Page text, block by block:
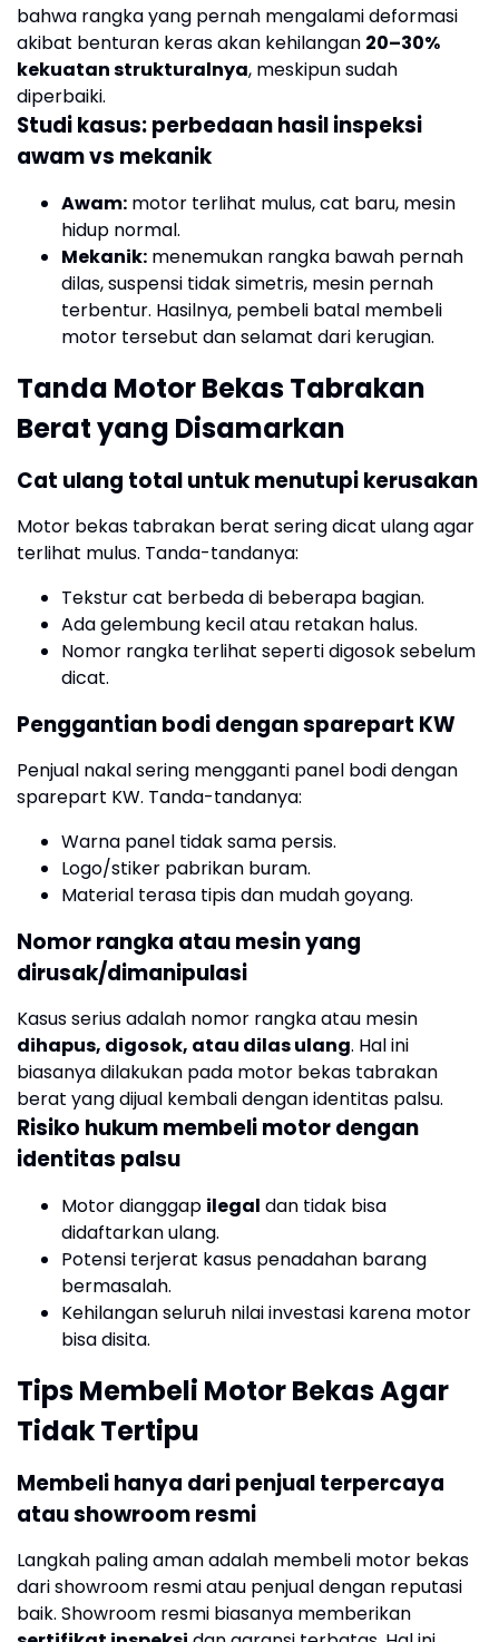
bahwa rangka yang pernah mengalami deformasi
akibat benturan keras akan kehilangan 20–30%
kekuatan strukturalnya, meskipun sudah
diperbaiki.
Studi kasus: perbedaan hasil inspeksi
awam vs mekanik
Awam: motor terlihat mulus, cat baru, mesin
hidup normal.
Mekanik: menemukan rangka bawah pernah
dilas, suspensi tidak simetris, mesin pernah
terbentur. Hasilnya, pembeli batal membeli
motor tersebut dan selamat dari kerugian.
Tanda Motor Bekas Tabrakan
Berat yang Disamarkan
Cat ulang total untuk menutupi kerusakan
Motor bekas tabrakan berat sering dicat ulang agar
terlihat mulus. Tanda-tandanya:
Tekstur cat berbeda di beberapa bagian.
Ada gelembung kecil atau retakan halus.
Nomor rangka terlihat seperti digosok sebelum
dicat.
Penggantian bodi dengan sparepart KW
Penjual nakal sering mengganti panel bodi dengan
sparepart KW. Tanda-tandanya:
Warna panel tidak sama persis.
Logo/stiker pabrikan buram.
Material terasa tipis dan mudah goyang.
Nomor rangka atau mesin yang
dirusak/dimanipulasi
Kasus serius adalah nomor rangka atau mesin
dihapus, digosok, atau dilas ulang. Hal ini
biasanya dilakukan pada motor bekas tabrakan
berat yang dijual kembali dengan identitas palsu.
Risiko hukum membeli motor dengan
identitas palsu
Motor dianggap ilegal dan tidak bisa
didaftarkan ulang.
Potensi terjerat kasus penadahan barang
bermasalah.
Kehilangan seluruh nilai investasi karena motor
bisa disita.
Tips Membeli Motor Bekas Agar
Tidak Tertipu
Membeli hanya dari penjual terpercaya
atau showroom resmi
Langkah paling aman adalah membeli motor bekas
dari showroom resmi atau penjual dengan reputasi
baik. Showroom resmi biasanya memberikan